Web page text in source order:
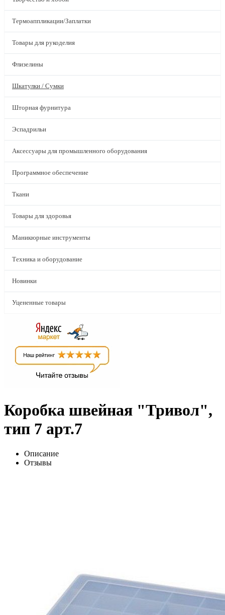
Термоаппликации/Заплатки
Товары для рукоделия
Флизелины
Шкатулки / Сумки
Шторная фурнитура
Эспадрильи
Аксессуары для промышленного оборудования
Программное обеспечение
Ткани
Товары для здоровья
Маникюрные инструменты
Техника и оборудование
Новинки
Уцененные товары
Коробка швейная "Тривол",
тип 7 арт.7
Описание
Отзывы